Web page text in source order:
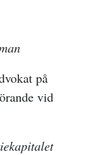
på
vid